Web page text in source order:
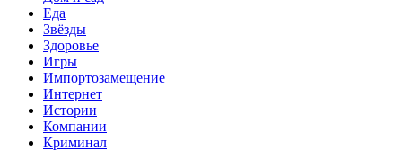
Еда
Звёзды
Здоровье
Игры
Импортозамещение
Интернет
Истории
Компании
Криминал